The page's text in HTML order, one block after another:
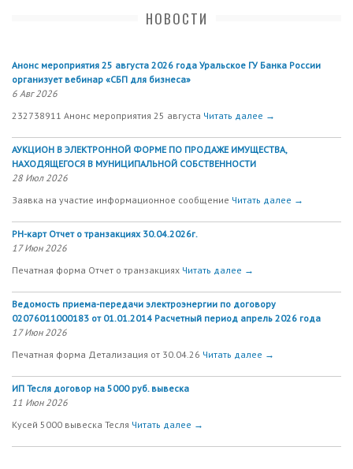
НОВОСТИ
Анонс мероприятия 25 августа 2026 года Уральское ГУ Банка России
организует вебинар «СБП для бизнеса»
6 Авг 2026
232738911 Анонс мероприятия 25 августа Читать далее →
АУКЦИОН В ЭЛЕКТРОННОЙ ФОРМЕ ПО ПРОДАЖЕ ИМУЩЕСТВА,
НАХОДЯЩЕГОСЯ В МУНИЦИПАЛЬНОЙ СОБСТВЕННОСТИ
28 Июл 2026
Заявка на участие информационное сообщение Читать далее →
РН-карт Отчет о транзакциях 30.04.2026г.
17 Июн 2026
Печатная форма Отчет о транзакциях Читать далее →
Ведомость приема-передачи электроэнергии по договору
02076011000183 от 01.01.2014 Расчетный период апрель 2026 года
17 Июн 2026
Печатная форма Детализация от 30.04.26 Читать далее →
ИП Тесля договор на 5000 руб. вывеска
11 Июн 2026
Кусей 5000 вывеска Тесля Читать далее →